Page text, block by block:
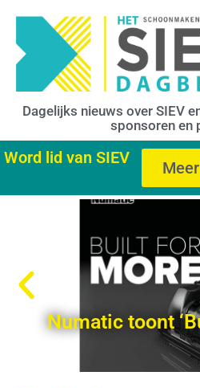
Dagelijks nieuws over SIEV
sponsoren en
Word lid van SIEV
Numatic toont